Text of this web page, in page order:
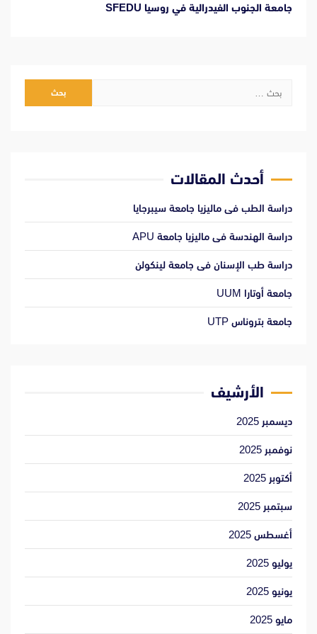
جامعة الجنوب الفيدرالية في روسيا SFEDU
البحث
أحدث المقالات
دراسة الطب فى ماليزيا جامعة سيبرجايا
دراسة الهندسة فى ماليزيا جامعة APU
دراسة طب الإسنان فى جامعة لينكولن
جامعة أوتارا UUM
جامعة بتروناس UTP
الأرشيف
ديسمبر 2025
نوفمبر 2025
أكتوبر 2025
سبتمبر 2025
أغسطس 2025
يوليو 2025
يونيو 2025
مايو 2025